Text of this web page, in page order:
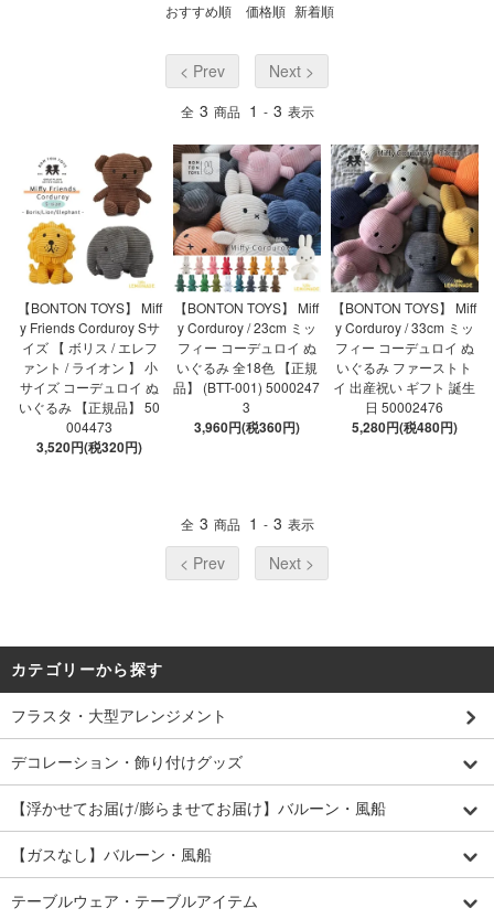
おすすめ順 価格順 新着順
< Prev Next >
全 3 商品 1 - 3 表示
【BONTON TOYS】 Miff
y Friends Corduroy Sサ
イズ 【 ボリス / エレフ
ァント / ライオン 】 小
サイズ コーデュロイ ぬ
いぐるみ 【正規品】 50
004473
3,520円(税320円)
【BONTON TOYS】 Miff
y Corduroy / 23cm ミッ
フィー コーデュロイ ぬ
いぐるみ 全18色 【正規
品】 (BTT-001) 5000247
3
3,960円(税360円)
【BONTON TOYS】 Miff
y Corduroy / 33cm ミッ
フィー コーデュロイ ぬ
いぐるみ ファーストト
イ 出産祝い ギフト 誕生
日 50002476
5,280円(税480円)
全 3 商品 1 - 3 表示
< Prev Next >
カテゴリーから探す
フラスタ・大型アレンジメント
デコレーション・飾り付けグッズ
【浮かせてお届け/膨らませてお届け】バルーン・風船
【ガスなし】バルーン・風船
テーブルウェア・テーブルアイテム